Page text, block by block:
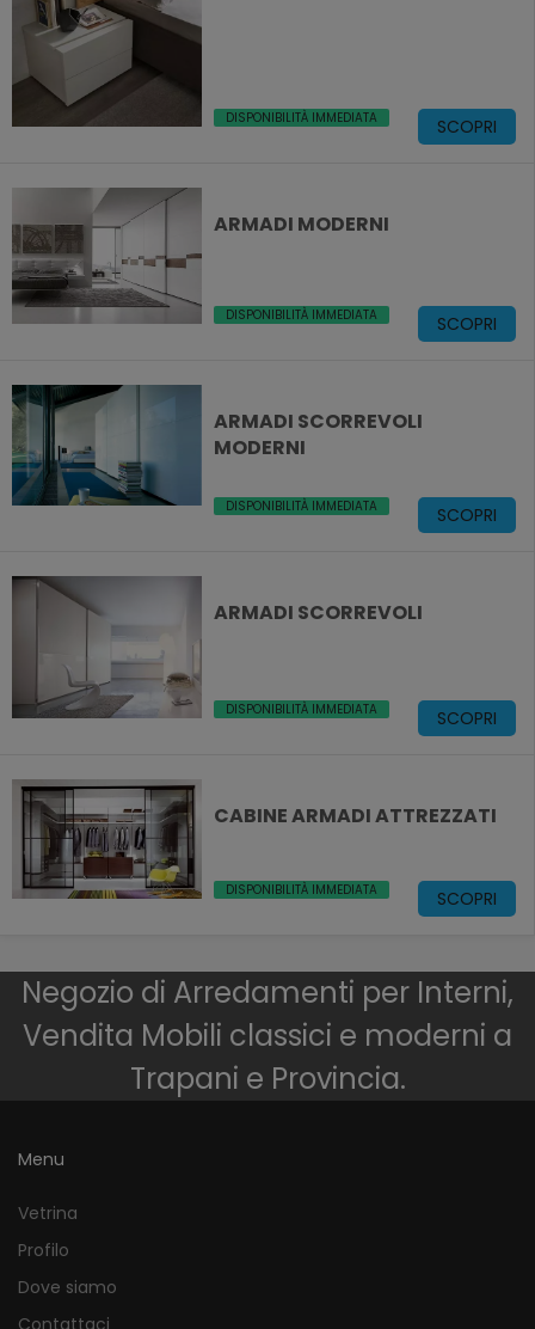
DISPONIBILITÀ IMMEDIATA SCOPRI
ARMADI MODERNI
DISPONIBILITÀ IMMEDIATA SCOPRI
ARMADI SCORREVOLI
MODERNI
DISPONIBILITÀ IMMEDIATA SCOPRI
ARMADI SCORREVOLI
DISPONIBILITÀ IMMEDIATA SCOPRI
CABINE ARMADI ATTREZZATI
DISPONIBILITÀ IMMEDIATA SCOPRI
Negozio di Arredamenti per Interni,
Vendita Mobili classici e moderni a
Trapani e Provincia.
Menu
Vetrina
Profilo
Dove siamo